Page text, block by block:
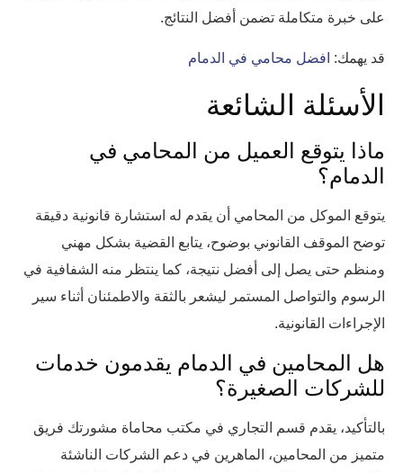
على خبرة متكاملة تضمن أفضل النتائج.
قد يهمك: افضل محامي في الدمام
الأسئلة الشائعة
ماذا يتوقع العميل من المحامي في
الدمام؟
يتوقع الموكل من المحامي أن يقدم له استشارة قانونية دقيقة
توضح الموقف القانوني بوضوح، يتابع القضية بشكل مهني
ومنظم حتى يصل إلى أفضل نتيجة، كما ينتظر منه الشفافية في
الرسوم والتواصل المستمر ليشعر بالثقة والاطمئنان أثناء سير
الإجراءات القانونية.
هل المحامين في الدمام يقدمون خدمات
للشركات الصغيرة؟
بالتأكيد، يقدم قسم التجاري في مكتب محاماة مشورتك فريق
متميز من المحامين، الماهرين في دعم الشركات الناشئة